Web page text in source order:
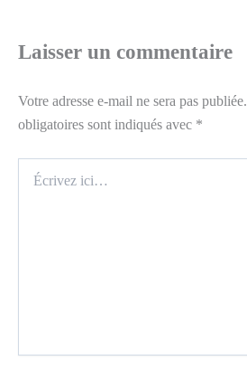
Laisser un commentaire
Votre adresse e-mail ne sera pas publiée.
obligatoires sont indiqués avec *
ici…